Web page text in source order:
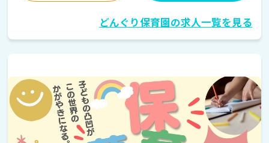
どんぐり保育園の求人一覧を見る